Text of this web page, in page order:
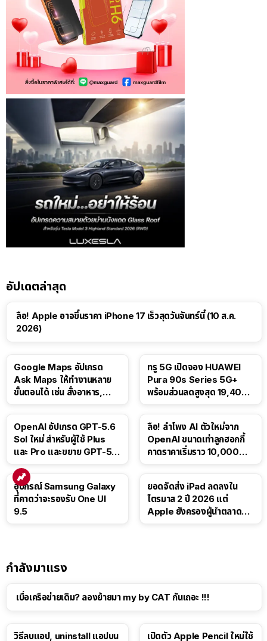
อัปเดตล่าสุด
ลือ! Apple อาจขึ้นราคา iPhone 17 เร็วสุดวันจันทร์นี้ (10 ส.ค.
2026)
Google Maps อัปเกรด
Ask Maps ให้ทำงานหลาย
ขั้นตอนได้ เช่น สั่งอาหาร,
ทรู 5G เปิดจอง HUAWEI
Pura 90s Series 5G+
พร้อมส่วนลดสูงสุด 19,400
OpenAI อัปเกรด GPT-5.6
Sol ใหม่ สำหรับผู้ใช้ Plus
และ Pro และขยาย GPT-5.6
ลือ! ลำโพง AI ตัวใหม่จาก
OpenAI ขนาดเท่าลูกฮอกกี้
คาดราคาเริ่มราว 10,000
อุปกรณ์ Samsung Galaxy
ที่คาดว่าจะรองรับ One UI
9.5
ยอดจัดส่ง iPad ลดลงใน
ไตรมาส 2 ปี 2026 แต่
Apple ยังครองผู้นำตลาด
กำลังมาแรง
เบื่อเครือข่ายเดิม? ลองย้ายมา my by CAT กันเถอะ !!!
วิธีลบแอป, uninstall แอปบน
เปิดตัว Apple Pencil ใหม่ใช้